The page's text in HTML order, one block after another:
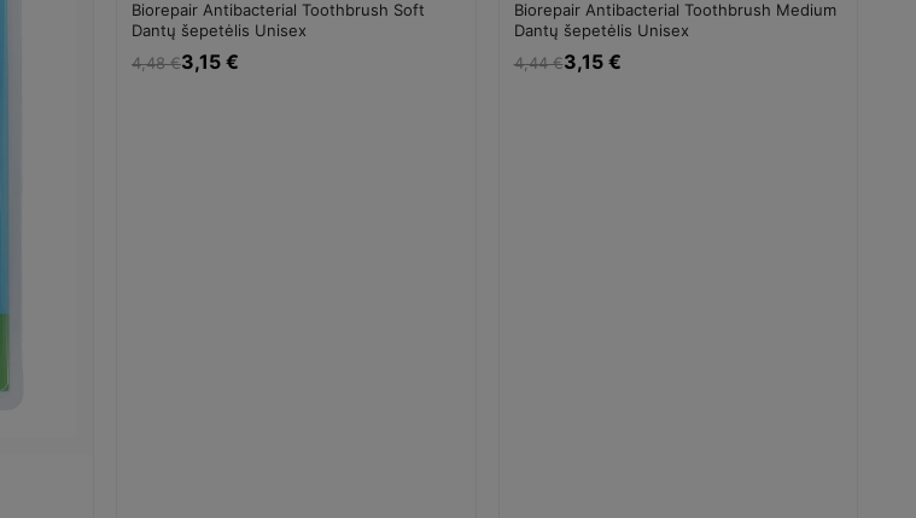
Biorepair Antibacterial Toothbrush Soft
Dantų šepetėlis Unisex
4,48 €3,15 €
Biorepair Antibacterial Toothbrush Medium
Dantų šepetėlis Unisex
4,44 €3,15 €